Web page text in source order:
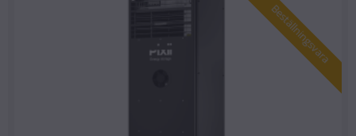
Beställningsvara